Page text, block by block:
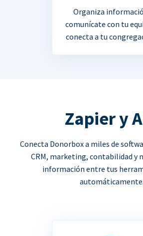
Organiza
comunícate con tu
conecta a tu
Zapier y
Conecta Donorbox a miles de
CRM, marketing, contabilidad y
información entre tus
automáticamente.